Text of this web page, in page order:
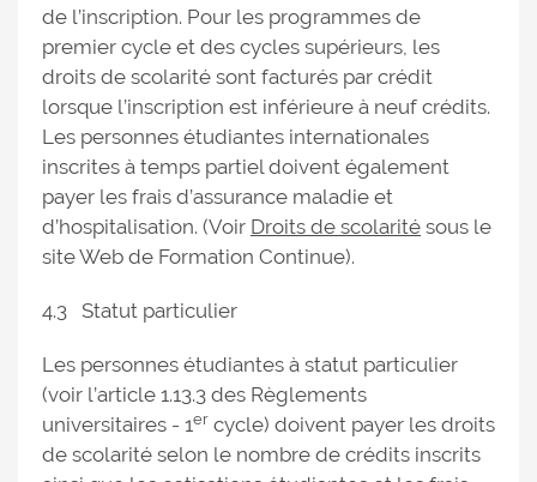
de l’inscription. Pour les programmes de
premier cycle et des cycles supérieurs, les
droits de scolarité sont facturés par crédit
lorsque l’inscription est inférieure à neuf crédits.
Les personnes étudiantes internationales
inscrites à temps partiel doivent également
payer les frais d’assurance maladie et
d’hospitalisation. (Voir Droits de scolarité sous le
site Web de Formation Continue).
4.3 Statut particulier
Les personnes étudiantes à statut particulier
(voir l’article 1.13.3 des Règlements
universitaires - 1er cycle) doivent payer les droits
de scolarité selon le nombre de crédits inscrits